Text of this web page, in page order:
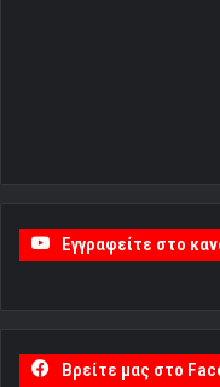
Εγγραφείτε στο
Βρείτε μας στο